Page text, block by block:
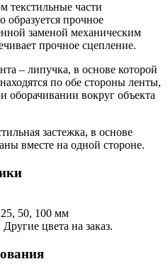
текстильные части
образуется прочное
заменой механическим
прочное сцепление.
– липучка, в основе которой
по обе стороны ленты,
оборачивании вокруг объекта
застежка, в основе
вместе на одной стороне.
50, 100 мм
цвета на заказ.